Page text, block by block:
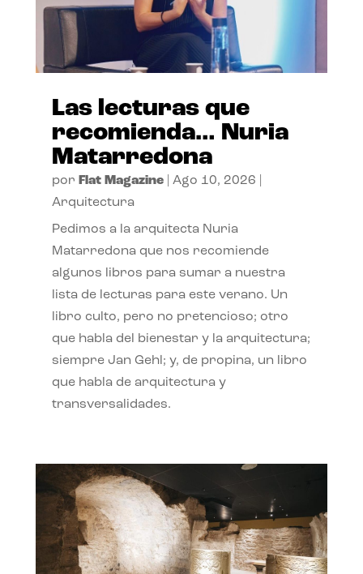
Las lecturas que
recomienda… Nuria
Matarredona
por Flat Magazine| Ago 10, 2026
Arquitectura
Pedimos a la arquitecta Nuria
Matarredona que nos recomiende
algunos libros para sumar a nuestra
lista de lecturas para este verano. Un
libro culto, pero no pretencioso; otro
que habla del bienestar y la arquitectura;
siempre Jan Gehl; y, de propina, un libro
que habla de arquitectura y
transversalidades.